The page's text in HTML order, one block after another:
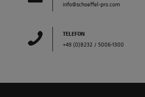
info@schoeffel-pro.com
TELEFON
+49 (0)8232 / 5006-1300